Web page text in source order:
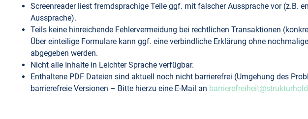
Screenreader liest fremdsprachige Teile ggf. mit falscher Aussprache vor (z.B.
Aussprache).
Teils keine hinreichende Fehlervermeidung bei rechtlichen Transaktionen
Über einteilige Formulare kann ggf. eine verbindliche Erklärung ohne
abgegeben werden.
Nicht alle Inhalte in Leichter Sprache verfügbar.
Enthaltene PDF Dateien sind aktuell noch nicht barrierefrei (Umgehung des
barrierefreie Versionen – Bitte hierzu eine E‑Mail an